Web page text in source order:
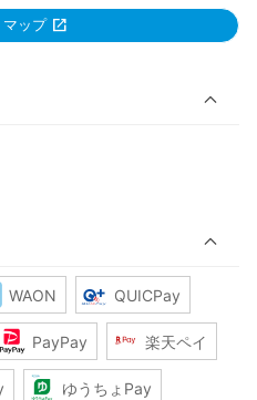
ップ
WAON QUICPay
PayPay 楽天ペイ
ゆうちょPay